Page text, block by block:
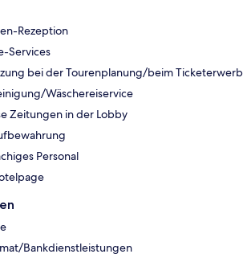
Rezeption
Services
bei der Tourenplanung/beim Ticketerwerb
Wäschereiservice
Zeitungen in der Lobby
Personal
Bankdienstleistungen